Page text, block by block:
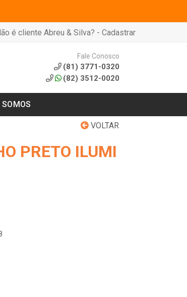
é cliente Abreu & Silva? - Cadastrar
Fale Conosco
(81) 3771-0320
(82) 3512-0020
VOLTAR
PRETO ILUMI